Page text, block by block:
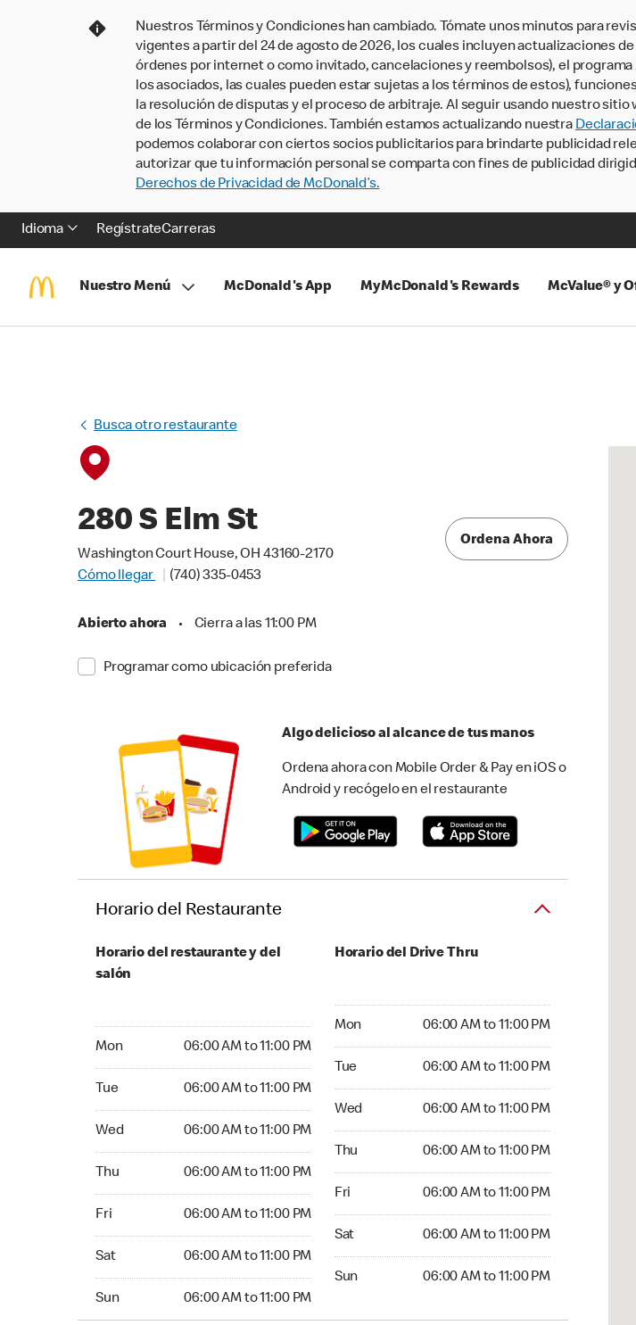
Nuestros Términos y Condiciones han cambiado. Tómate unos minutos para
vigentes a partir del 24 de agosto de 2026, los cuales incluyen actualizaciones
órdenes por internet o como invitado, cancelaciones y reembolsos), el
los asociados, las cuales pueden estar sujetas a los términos de estos),
la resolución de disputas y el proceso de arbitraje. Al seguir usando nuestro
de los Términos y Condiciones. También estamos actualizando nuestra
podemos colaborar con ciertos socios publicitarios para brindarte publicidad
autorizar que tu información personal se comparta con fines de publicidad
Derechos de Privacidad de McDonald’s.
Idioma RegístrateCarreras
Nuestro Menú McDonald's App MyMcDonald's Rewards McValue® y
Busca otro restaurante
280 S Elm St
Washington Court House, OH 43160-2170
Cómo llegar
(740) 335-0453
Abierto ahora • Cierra a las 11:00 PM
Programar como ubicación preferida
Ordena Ahora
Algo delicioso al alcance de tus manos
Ordena ahora con Mobile Order & Pay en iOS o
Android y recógelo en el restaurante
Horario del Restaurante
Horario del restaurante y del
salón
Mon 06:00 AM to 11:00 PM
Tue 06:00 AM to 11:00 PM
Wed 06:00 AM to 11:00 PM
Thu 06:00 AM to 11:00 PM
Fri 06:00 AM to 11:00 PM
Sat 06:00 AM to 11:00 PM
Sun 06:00 AM to 11:00 PM
Horario del Drive Thru
Mon 06:00 AM to 11:00 PM
Tue 06:00 AM to 11:00 PM
Wed 06:00 AM to 11:00 PM
Thu 06:00 AM to 11:00 PM
Fri 06:00 AM to 11:00 PM
Sat 06:00 AM to 11:00 PM
Sun 06:00 AM to 11:00 PM